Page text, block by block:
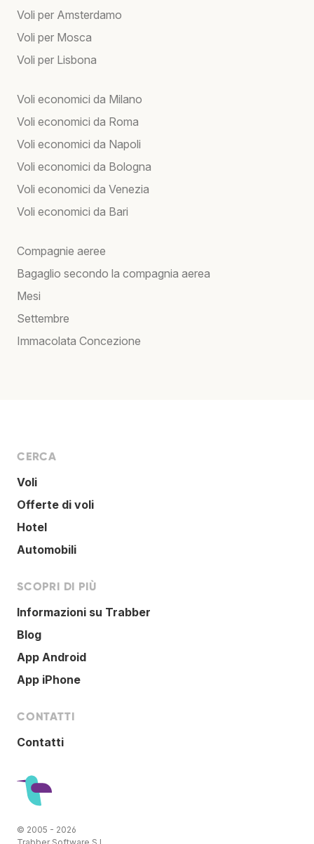
Voli per Amsterdamo
Voli per Mosca
Voli per Lisbona
Voli economici da Milano
Voli economici da Roma
Voli economici da Napoli
Voli economici da Bologna
Voli economici da Venezia
Voli economici da Bari
Compagnie aeree
Bagaglio secondo la compagnia aerea
Mesi
Settembre
Immacolata Concezione
CERCA
Voli
Offerte di voli
Hotel
Automobili
SCOPRI DI PIÙ
Informazioni su Trabber
Blog
App Android
App iPhone
CONTATTI
Contatti
© 2005 - 2026